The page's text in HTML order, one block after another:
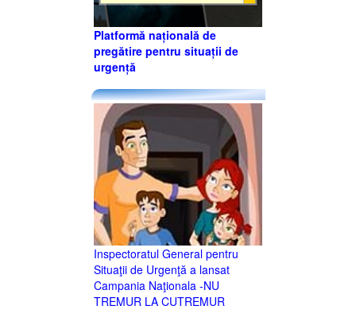
Platformă națională de
pregătire pentru situații de
urgență
Inspectoratul General pentru
Situaţii de Urgenţă a lansat
Campania Naţionala -NU
TREMUR LA CUTREMUR